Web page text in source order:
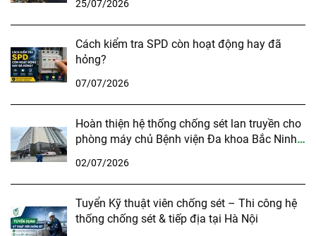
25/07/2026
Cách kiểm tra SPD còn hoạt động hay đã
hỏng?
07/07/2026
Hoàn thiện hệ thống chống sét lan truyền cho
phòng máy chủ Bệnh viện Đa khoa Bắc Ninh
02/07/2026
Tuyển Kỹ thuật viên chống sét – Thi công hệ
thống chống sét & tiếp địa tại Hà Nội